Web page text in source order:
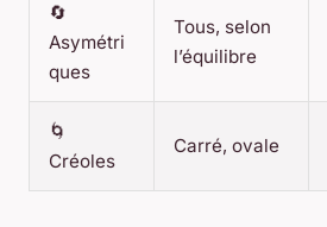
🔄
Asymétri
ques
Tous, selon
l’équilibre
🌀
Créoles
Carré, ovale